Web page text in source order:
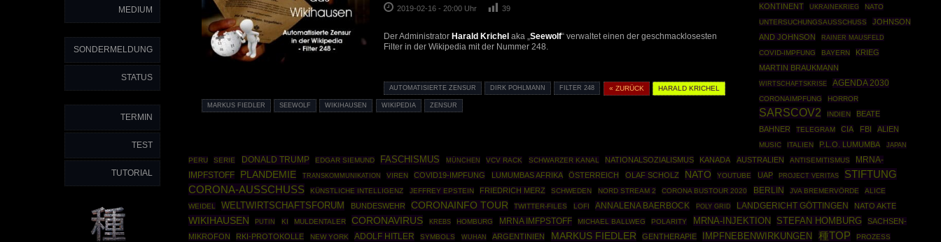
MEDIUM
SONDERMELDUNG
STATUS
TERMIN
TEST
TUTORIAL
2019-02-16 - 20:00 Uhr 39
Der Administrator Harald Krichel aka „Seewolf“ verwaltet einen der geschmacklosesten
Filter in der Wikipedia mit der Nummer 248.
AUTOMATISIERTE ZENSUR DIRK POHLMANN FILTER 248 « ZURÜCK HARALD KRICHEL
MARKUS FIEDLER SEEWOLF WIKIHAUSEN WIKIPEDIA ZENSUR
KONTINENT
UKRAINEKRIEG
NATO
UNTERSUCHUNGSAUSSCHUSS
JOHNSON
AND JOHNSON
RAINER MAUSFELD
COVID-IMPFUNG
BAYERN
KRIEG
MARTIN BRAUKMANN
WIRTSCHAFTSKRISE AGENDA 2030
CORONAIMPFUNG HORROR
SARSCOV2 INDIEN
BEATE
BAHNER
TELEGRAM CIA FBI ALIEN
MUSIC ITALIEN P.L.O. LUMUMBA JAPAN
PERU SERIE DONALD TRUMP EDGAR SIEMUND FASCHISMUS MÜNCHEN VCV RACK SCHWARZER KANAL NATIONALSOZIALISMUS KANADA AUSTRALIEN ANTISEMITISMUS
MRNA-
IMPFSTOFF
PLANDEMIE TRANSKOMMUNIKATION VIREN COVID19-IMPFUNG LUMUMBAS AFRIKA ÖSTERREICH OLAF SCHOLZ NATO YOUTUBE UAP PROJECT VERITAS
STIFTUNG
CORONA-AUSSCHUSS
KÜNSTLICHE INTELLIGENZ JEFFREY EPSTEIN FRIEDRICH MERZ SCHWEDEN NORD STREAM 2 CORONA BUSTOUR 2020 BERLIN JVA BREMERVÖRDE
ALICE
WEIDEL
WELTWIRTSCHAFTSFORUM BUNDESWEHR CORONAINFO TOUR TWITTER-FILES LOFI ANNALENA BAERBOCK POLY GRID LANDGERICHT GÖTTINGEN NATO AKTE
WIKIHAUSEN PUTIN KI MULDENTALER CORONAVIRUS KREBS HOMBURG MRNA IMFPSTOFF MICHAEL BALLWEG POLARITY MRNA-INJEKTION STEFAN HOMBURG
SACHSEN-
MIKROFON
RKI-PROTOKOLLE NEW YORK ADOLF HITLER SYMBOLS WUHAN ARGENTINIEN MARKUS FIEDLER GENTHERAPIE IMPFNEBENWIRKUNGEN 種TOP
PROZESS